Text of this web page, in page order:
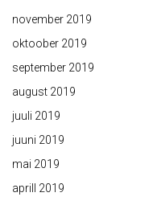
november 2019
oktoober 2019
september 2019
august 2019
juuli 2019
juuni 2019
mai 2019
aprill 2019